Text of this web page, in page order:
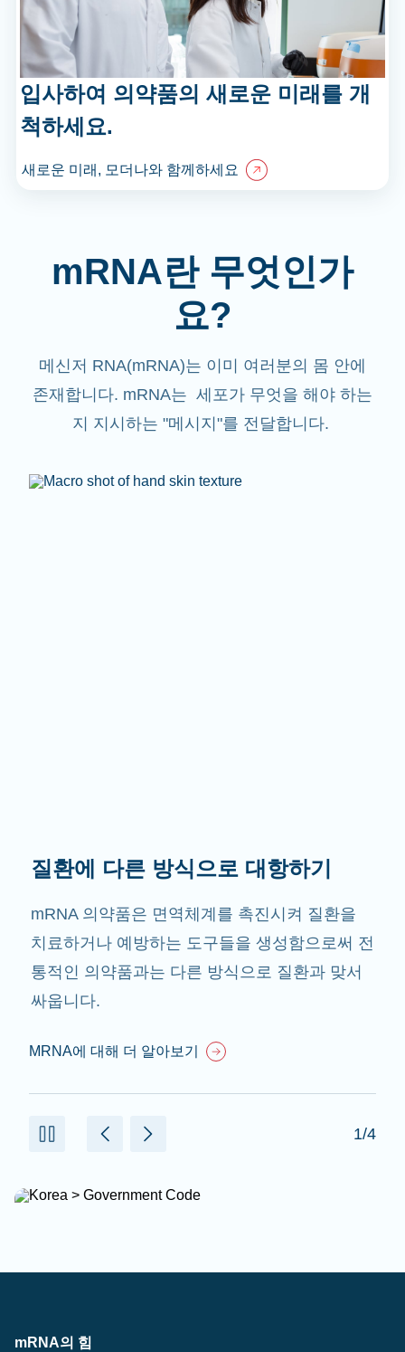
입사하여 의약품의 새로운 미래를 개
척하세요.
새로운 미래, 모더나와 함께하세요
mRNA란 무엇인가
요?
메신저 RNA(mRNA)는 이미 여러분의 몸 안에
존재합니다. mRNA는 세포가 무엇을 해야 하는
지 지시하는 "메시지"를 전달합니다.
질환에 다른 방식으로 대항하기
mRNA 의약품은 면역체계를 촉진시켜 질환을
치료하거나 예방하는 도구들을 생성함으로써 전
통적인 의약품과는 다른 방식으로 질환과 맞서
싸웁니다.
MRNA에 대해 더 알아보기
1/4
mRNA의 힘